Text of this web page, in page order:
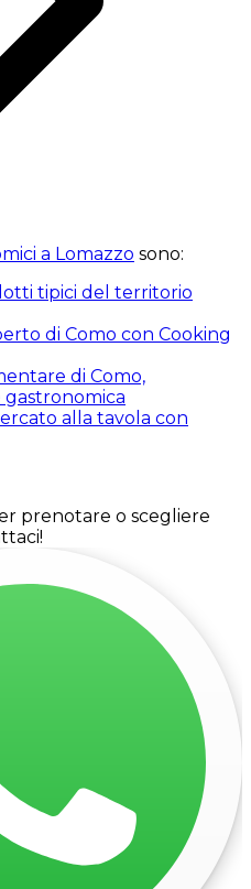
a Lomazzo sono:
tipici del territorio
di Como con Cooking
di Como,
gastronomica
alla tavola con
prenotare o scegliere